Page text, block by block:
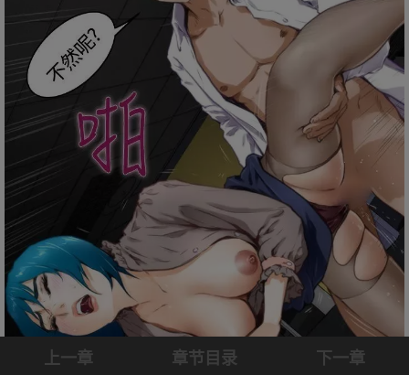
上一章 章节目录 下一章